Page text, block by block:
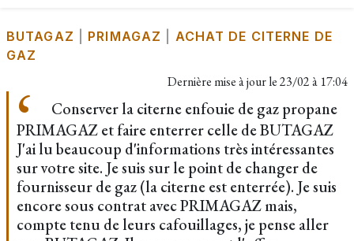
BUTAGAZ PRIMAGAZ
ACHAT DE CITERNE DE
GAZ
Dernière mise à jour le23/02 à 17:04
Conserver la citerne enfouie de gaz propane
PRIMAGAZ et faire enterrer celle de BUTAGAZ
J'ai lu beaucoup d'informations très intéressantes
sur votre site. Je suis sur le point de changer de
fournisseur de gaz (la citerne est enterrée). Je suis
encore sous contrat avec PRIMAGAZ mais,
compte tenu de leurs cafouillages, je pense aller